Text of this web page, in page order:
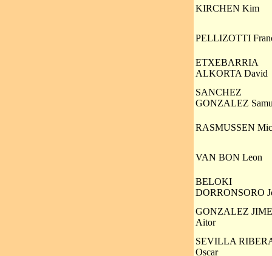
KIRCHEN Kim
PELLIZOTTI
ETXEBARRIA
ALKORTA David
SANCHEZ
GONZALEZ
RASMUSSEN
VAN BON Leon
BELOKI
DORRONSORO
GONZALEZ
Aitor
SEVILLA
Oscar